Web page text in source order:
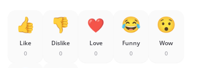
Like
0
Dislike
0
Love
0
Funny
0
Wow
0